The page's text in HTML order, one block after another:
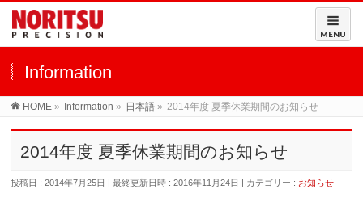
MENU
Information
HOME » Information » 日本語 » 2014年度 夏季休業期間のお知らせ
2014年度 夏季休業期間のお知らせ
投稿日 : 2014年7月25日 最終更新日時 : 2016年11月24日 カテゴリー : お知らせ